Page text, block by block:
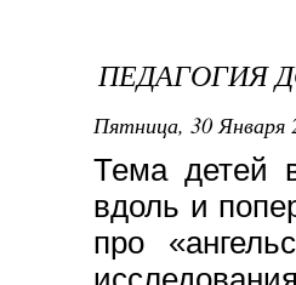
ПЕДАГОГИЯ
Пятница, 30 Января
Тема детей
вдоль и
про